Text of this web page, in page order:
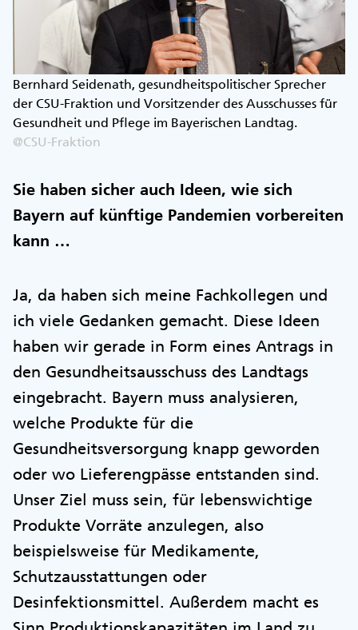
Bernhard Seidenath, gesundheitspolitischer Sprecher
der CSU-Fraktion und Vorsitzender des Ausschusses für
Gesundheit und Pflege im Bayerischen Landtag.
@CSU-Fraktion
Sie haben sicher auch Ideen, wie sich
Bayern auf künftige Pandemien vorbereiten
kann …
Ja, da haben sich meine Fachkollegen und
ich viele Gedanken gemacht. Diese Ideen
haben wir gerade in Form eines Antrags in
den Gesundheitsausschuss des Landtags
eingebracht. Bayern muss analysieren,
welche Produkte für die
Gesundheitsversorgung knapp geworden
oder wo Lieferengpässe entstanden sind.
Unser Ziel muss sein, für lebenswichtige
Produkte Vorräte anzulegen, also
beispielsweise für Medikamente,
Schutzausstattungen oder
Desinfektionsmittel. Außerdem macht es